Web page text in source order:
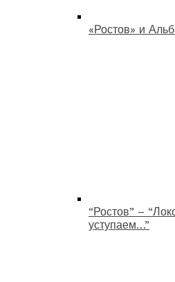
«Ростов» и
“Ростов” –
уступаем…”